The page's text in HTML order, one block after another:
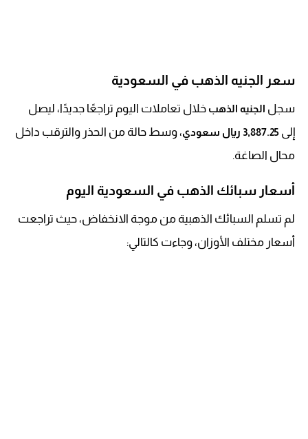
سعر الجنيه الذهب في السعودية
سجل الجنيه الذهب خلال تعاملات اليوم تراجعًا جديدًا، ليصل
إلى 3,887.25 ريال سعودي
، وسط حالة من الحذر والترقب داخل
محال الصاغة.
أسعار سبائك الذهب في السعودية اليوم
لم تسلم السبائك الذهبية من موجة الانخفاض، حيث تراجعت
أسعار مختلف الأوزان، وجاءت كالتالي: